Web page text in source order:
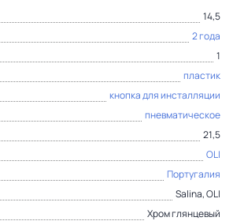
14,5
2 года
1
пластик
кнопка для инсталляции
пневматическое
21,5
OLI
Португалия
Salina, OLI
Хром глянцевый